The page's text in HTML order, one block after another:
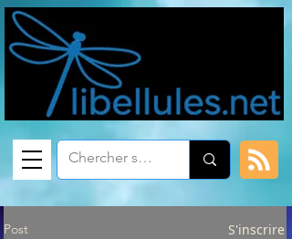
Post S'inscrire